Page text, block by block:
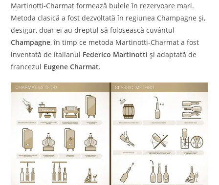
Martinotti-Charmat formează bulele în rezervoare mari.
Metoda clasică a fost dezvoltată în regiunea Champagne și,
desigur, doar ei au dreptul să folosească cuvântul
Champagne, în timp ce metoda Martinotti-Charmat a fost
inventată de italianul Federico Martinotti și adaptată de
francezul Eugene Charmat.